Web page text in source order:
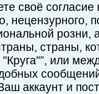
своё
нецензурного,
страны,
или
аккаунт и